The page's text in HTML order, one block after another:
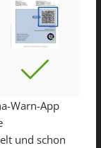
Warn-App
und schon